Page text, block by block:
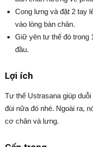
Cong lưng và đặt 2 tay
vào lòng bàn chân.
Giữ yên tư thế đó trong
đầu.
Lợi ích
Tư thế Ustrasana giúp
đùi nữa đó nhé. Ngoài ra,
cơ chân và lưng.